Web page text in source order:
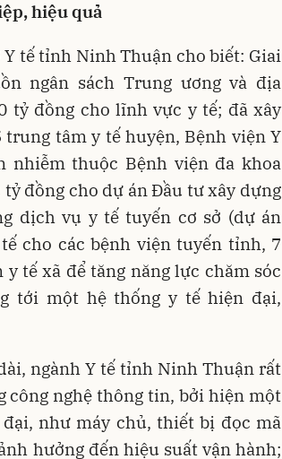
hiệu quả
Y tế tỉnh Ninh Thuận cho biết: Giai
ngân sách Trung ương và địa
tỷ đồng cho lĩnh vực y tế; đã xây
tâm y tế huyện, Bệnh viện Y
nhiễm thuộc Bệnh viện đa khoa
đồng cho dự án Đầu tư xây dựng
dịch vụ y tế tuyến cơ sở (dự án
cho các bệnh viện tuyến tỉnh, 7
tế xã để tăng năng lực chăm sóc
tới một hệ thống y tế hiện đại,
ngành Y tế tỉnh Ninh Thuận rất
công nghệ thông tin, bởi hiện một
như máy chủ, thiết bị đọc mã
hưởng đến hiệu suất vận hành;